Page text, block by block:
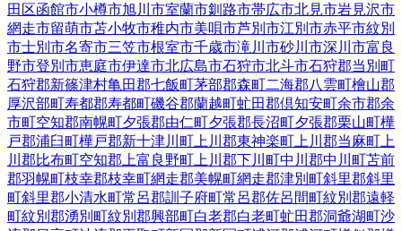
田区函館市小樽市旭川市室蘭市釧路市帯広市北見市岩見沢市
網走市留萌市苫小牧市稚内市美唄市芦別市江別市赤平市紋別
市士別市名寄市三笠市根室市千歳市滝川市砂川市深川市富良
野市登別市恵庭市伊達市北広島市石狩市北斗市石狩郡当別町
石狩郡新篠津村亀田郡七飯町茅部郡森町二海郡八雲町檜山郡
厚沢部町寿都郡寿都町磯谷郡蘭越町虻田郡倶知安町余市郡余
市町空知郡南幌町夕張郡由仁町夕張郡長沼町夕張郡栗山町樺
戸郡浦臼町樺戸郡新十津川町 上川郡東神楽町 上川郡当麻町 上
川郡比布町空知郡上富良野町 上川郡下川町中川郡中川町苫前
郡羽幌町枝幸郡枝幸町網走郡美幌町網走郡津別町斜里郡斜里
町斜里郡小清水町常呂郡訓子府町常呂郡佐呂間町紋別郡遠軽
町紋別郡湧別町紋別郡興部町白老郡白老町虻田郡洞爺湖町沙